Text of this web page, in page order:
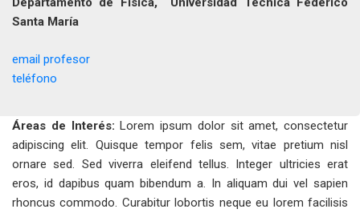
Santa María
email profesor
teléfono
Áreas de Interés: Lorem ipsum dolor sit amet, consectetur
adipiscing elit. Quisque tempor felis sem, vitae pretium nisl
ornare sed. Sed viverra eleifend tellus. Integer ultricies erat
eros, id dapibus quam bibendum a. In aliquam dui vel sapien
rhoncus commodo. Curabitur lobortis neque eu lorem facilisis